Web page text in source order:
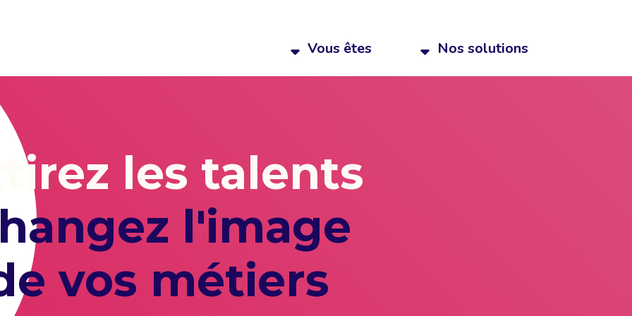
Vous êtes Nos solutions
les talents
l'image
vos métiers